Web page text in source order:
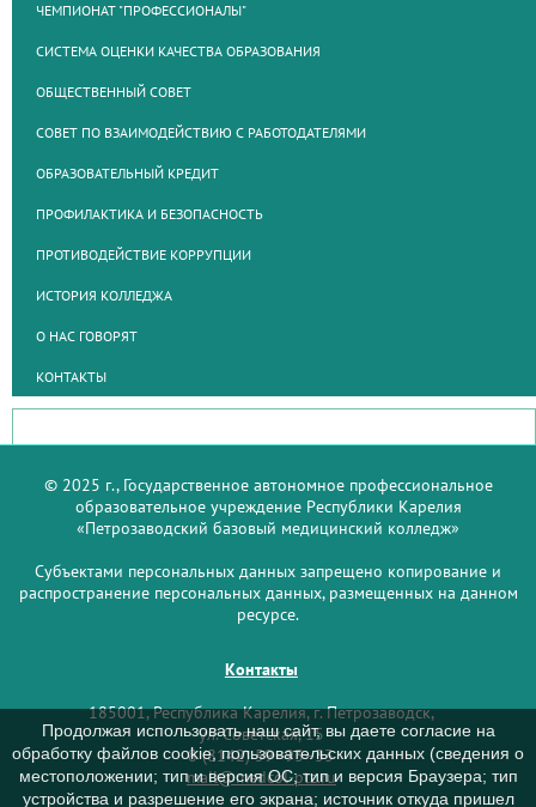
ЧЕМПИОНАТ "ПРОФЕССИОНАЛЫ"
СИСТЕМА ОЦЕНКИ КАЧЕСТВА ОБРАЗОВАНИЯ
ОБЩЕСТВЕННЫЙ СОВЕТ
СОВЕТ ПО ВЗАИМОДЕЙСТВИЮ С РАБОТОДАТЕЛЯМИ
ОБРАЗОВАТЕЛЬНЫЙ КРЕДИТ
ПРОФИЛАКТИКА И БЕЗОПАСНОСТЬ
ПРОТИВОДЕЙСТВИЕ КОРРУПЦИИ
ИСТОРИЯ КОЛЛЕДЖА
О НАС ГОВОРЯТ
КОНТАКТЫ
© 2025 г., Государственное автономное профессиональное
образовательное учреждение Республики Карелия
«Петрозаводский базовый медицинский колледж»
Субъектами персональных данных запрещено копирование и
распространение персональных данных, размещенных на данном
ресурсе.
Контакты
185001, Республика Карелия, г. Петрозаводск,
ул. Советская, 15
8 (8142) 59–93–33
mail@medcol-ptz.ru
Продолжая использовать наш сайт, вы даете согласие на
обработку файлов cookie, пользовательских данных (сведения о
местоположении; тип и версия ОС; тип и версия Браузера; тип
устройства и разрешение его экрана; источник откуда пришел